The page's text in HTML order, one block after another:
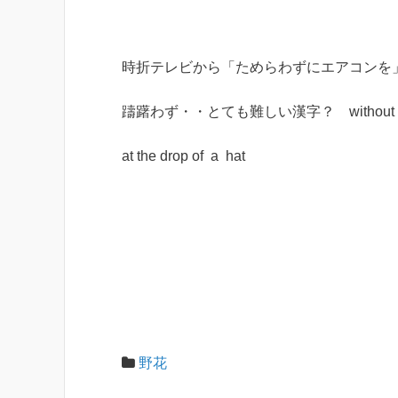
時折テレビから「ためらわずにエアコンを」
躊躇わず・・とても難しい漢字？
at the drop of a hat
野花